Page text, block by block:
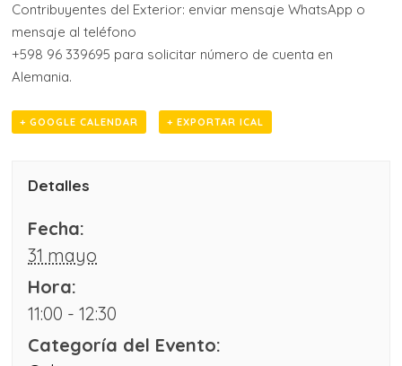
Contribuyentes del Exterior: enviar mensaje WhatsApp o
mensaje al teléfono
+598 96 339695 para solicitar número de cuenta en
Alemania.
+ GOOGLE CALENDAR + EXPORTAR ICAL
Detalles
Fecha:
31 mayo
Hora:
11:00 - 12:30
Categoría del Evento: